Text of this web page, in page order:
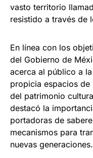
vasto territorio
resistido a través de
En línea con los
del Gobierno de
acerca al público a
propicia espacios
del patrimonio
destacó la
portadoras de
mecanismos para
nuevas generaciones.